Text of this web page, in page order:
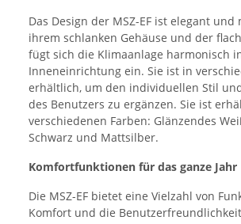
Das Design der MSZ-EF ist elegant
ihrem schlanken Gehäuse und der
fügt sich die Klimaanlage harmonisch
Inneneinrichtung ein. Sie ist in
erhältlich, um den individuellen Stil
des Benutzers zu ergänzen. Sie ist
verschiedenen Farben: Glänzendes
Schwarz und Mattsilber.
Komfortfunktionen für das ganze Jahr
Die MSZ-EF bietet eine Vielzahl von
Komfort und die